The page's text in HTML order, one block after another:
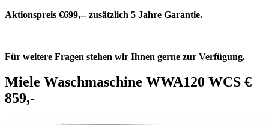
Aktionspreis €699,-- zusätzlich 5 Jahre Garantie.
Für weitere Fragen stehen wir Ihnen gerne zur Verfügung.
Miele Waschmaschine WWA120 WCS €
859,-